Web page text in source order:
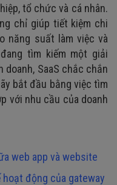
tổ chức và cá nhân.
chỉ giúp tiết kiệm chi
năng suất làm việc và
tìm kiếm một giải
SaaS chắc chắn
bắt đầu bằng việc tìm
với nhu cầu của doanh
web app và website
hoạt động của gateway